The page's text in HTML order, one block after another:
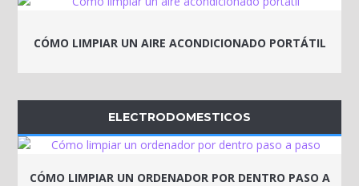
CÓMO LIMPIAR UN AIRE ACONDICIONADO PORTÁTIL
ELECTRODOMESTICOS
CÓMO LIMPIAR UN ORDENADOR POR DENTRO PASO A